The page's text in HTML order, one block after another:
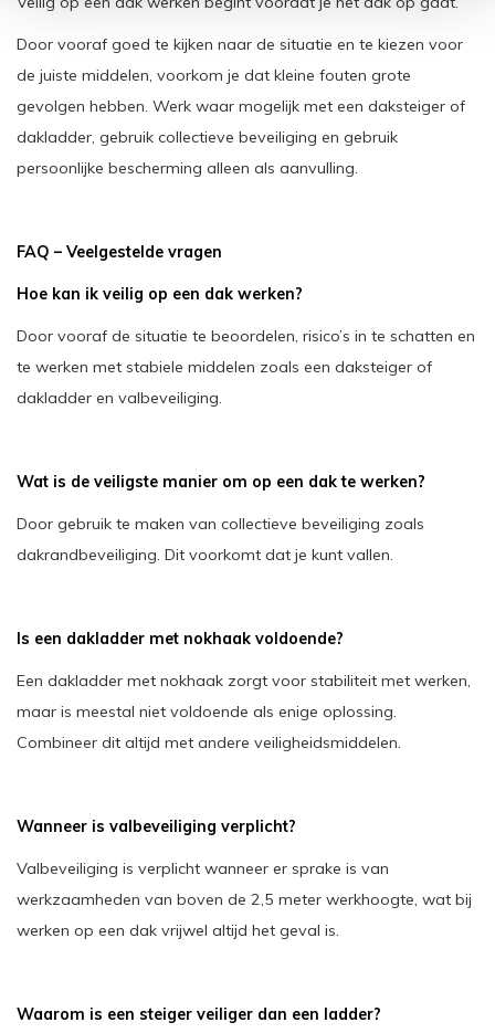
Door vooraf goed te kijken naar de situatie en te kiezen voor
de juiste middelen, voorkom je dat kleine fouten grote
gevolgen hebben. Werk waar mogelijk met een daksteiger of
dakladder, gebruik collectieve beveiliging en gebruik
persoonlijke bescherming alleen als aanvulling.
FAQ – Veelgestelde vragen
Hoe kan ik veilig op een dak werken?
Door vooraf de situatie te beoordelen, risico’s in te schatten en
te werken met stabiele middelen zoals een daksteiger of
dakladder en valbeveiliging.
Wat is de veiligste manier om op een dak te werken?
Door gebruik te maken van collectieve beveiliging zoals
dakrandbeveiliging. Dit voorkomt dat je kunt vallen.
Is een dakladder met nokhaak voldoende?
Een dakladder met nokhaak zorgt voor stabiliteit met werken,
maar is meestal niet voldoende als enige oplossing.
Combineer dit altijd met andere veiligheidsmiddelen.
Wanneer is valbeveiliging verplicht?
Valbeveiliging is verplicht wanneer er sprake is van
werkzaamheden van boven de 2,5 meter werkhoogte, wat bij
werken op een dak vrijwel altijd het geval is.
Waarom is een steiger veiliger dan een ladder?